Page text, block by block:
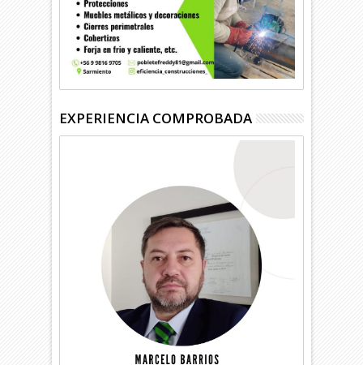
EXPERIENCIA COMPROBADA